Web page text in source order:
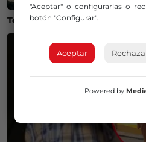
Temperaturas históricas del
"Aceptar" o configurarlas o
botón "Configurar".
Aceptar
Powered by